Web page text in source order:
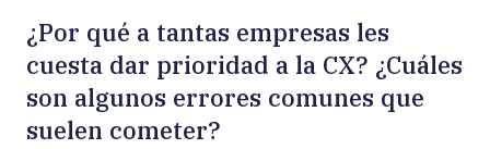
¿Por qué a tantas empresas les
cuesta dar prioridad a la CX? ¿Cuáles
son algunos errores comunes que
suelen cometer?